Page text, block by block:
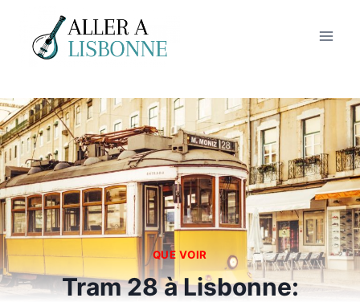
contenu
QUE VOIR
Tram 28 à Lisbonne: